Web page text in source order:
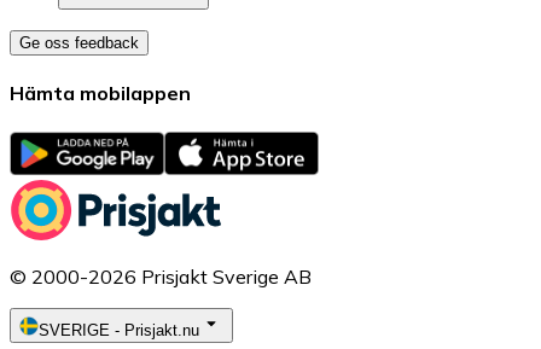
Ge oss feedback
Hämta mobilappen
© 2000-2026 Prisjakt Sverige AB
SVERIGE - Prisjakt.nu